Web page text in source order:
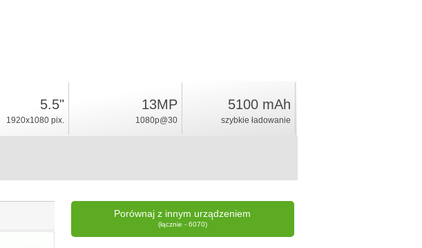
5.5"
1920x1080 pix.
13MP
1080p@30
5100 mAh
szybkie ładowanie
Porównaj z innym urządzeniem
(łącznie - 6070)